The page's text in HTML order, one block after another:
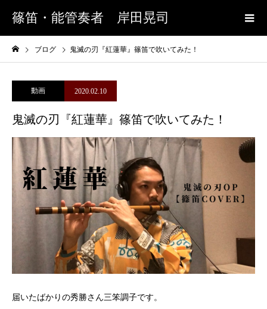
篠笛・能管奏者 岸田晃司
ブログ 鬼滅の刃『紅蓮華』篠笛で吹いてみた！
動画 2020.02.10
鬼滅の刃『紅蓮華』篠笛で吹いてみた！
届いたばかりの秀勝さん三笨調子です。